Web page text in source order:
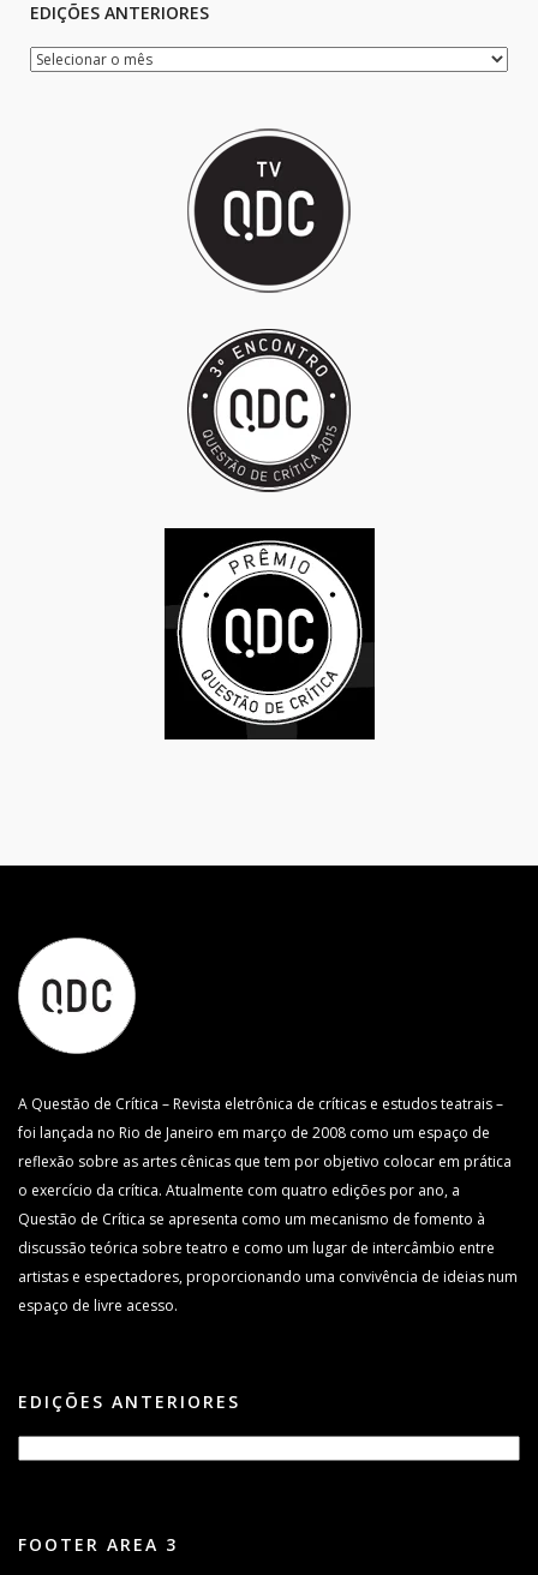
EDIÇÕES ANTERIORES
A Questão de Crítica – Revista eletrônica de críticas e estudos teatrais –
foi lançada no Rio de Janeiro em março de 2008 como um espaço de
reflexão sobre as artes cênicas que tem por objetivo colocar em prática
o exercício da crítica. Atualmente com quatro edições por ano, a
Questão de Crítica se apresenta como um mecanismo de fomento à
discussão teórica sobre teatro e como um lugar de intercâmbio entre
artistas e espectadores, proporcionando uma convivência de ideias num
espaço de livre acesso.
EDIÇÕES ANTERIORES
FOOTER AREA 3